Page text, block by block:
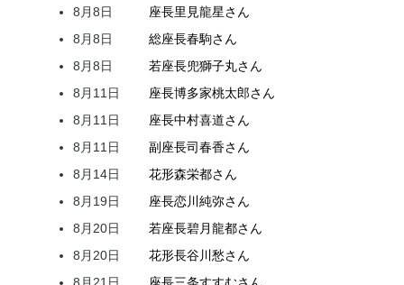
8月8日
座長里見龍星さん
8月8日
総座長春駒さん
8月8日
若座長兜獅子丸さん
8月11日
座長博多家桃太郎さん
8月11日
座長中村喜道さん
8月11日
副座長司春香さん
8月14日
花形森栄都さん
8月19日
座長恋川純弥さん
8月20日
若座長碧月龍都さん
8月20日
花形長谷川愁さん
8月21日
座長三条すすむさん